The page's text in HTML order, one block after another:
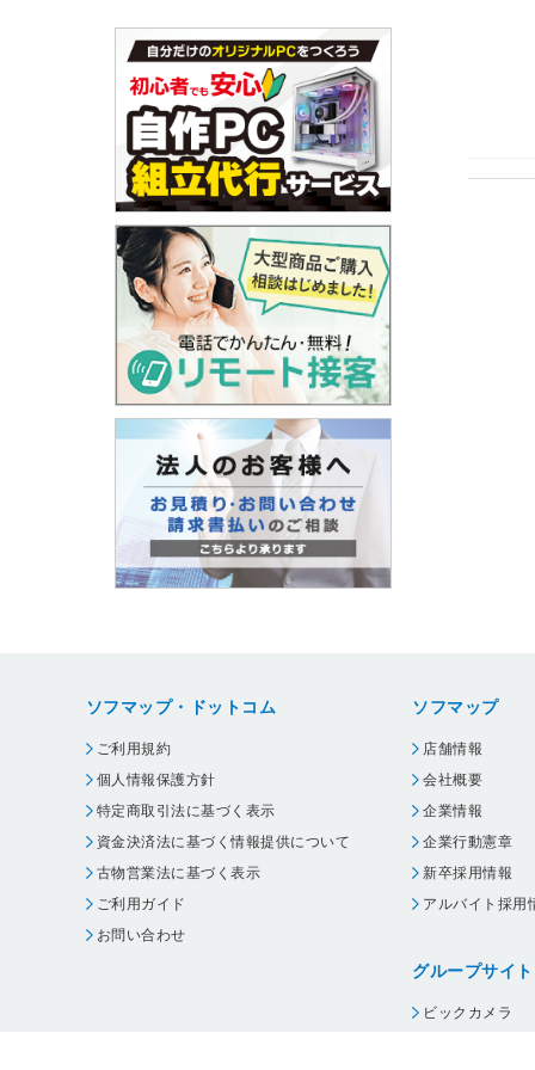
ソフマップ・ドットコム
ご利用規約
個人情報保護方針
特定商取引法に基づく表示
資金決済法に基づく情報提供について
古物営業法に基づく表示
ご利用ガイド
お問い合わせ
ソフマップ
店舗情報
会社概要
企業情報
企業行動憲章
新卒採用情報
アルバイト採用
グループサイト
ビックカメラ